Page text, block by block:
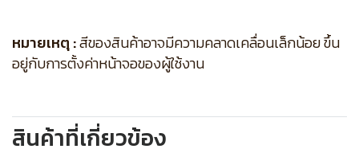
หมายเหตุ :สีของสินค้าอาจมีความคลาดเคลื่อนเล็กน้อย ขึ้น
อยู่กับการตั้งค่าหน้าจอของผู้ใช้งาน
สินค้าที่เกี่ยวข้อง